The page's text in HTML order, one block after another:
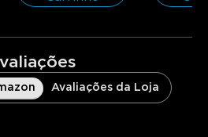
Avaliações da Loja